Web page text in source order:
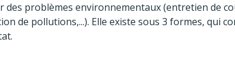
des problèmes environnementaux (entretien de
de pollutions,...). Elle existe sous 3 formes, qui